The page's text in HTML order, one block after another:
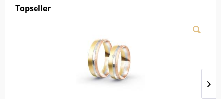
Topseller